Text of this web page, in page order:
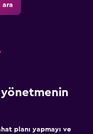
ara
planı yapmayı ve